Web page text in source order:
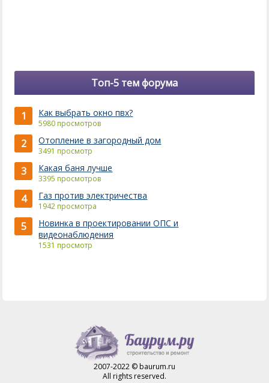
Топ-5 тем форума
1 Как выбрать окно пвх?
5980 просмотров
2 Отопление в загородный дом
3491 просмотр
3 Какая баня лучше
3395 просмотров
4 Газ против электричества
1942 просмотра
5
Новинка в проектировании ОПС и
видеонаблюдения
1531 просмотр
2007-2022 © baurum.ru
All rights reserved.